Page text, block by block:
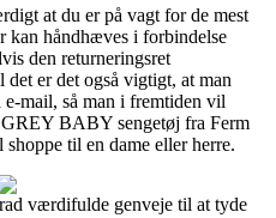
at du er på vagt for de mest
kan håndhæves i forbindelse
den returneringsret
er det også vigtigt, at man
mail, så man i fremtiden vil
BABY sengetøj fra Ferm
til en dame eller herre.
værdifulde genveje til at tyde